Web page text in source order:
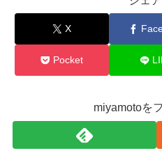
X
Pocket
miyamotoを